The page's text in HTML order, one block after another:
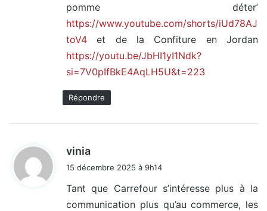
pomme déter’
https://www.youtube.com/shorts/iUd78AJ
toV4 et de la Confiture en Jordan
https://youtu.be/JbHI1yI1Ndk?
si=7V0pIfBkE4AqLH5U&t=223
Répondre
vinia
:
15 décembre 2025 à 9h14
Tant que Carrefour s’intéresse plus à la
communication plus qu’au commerce, les